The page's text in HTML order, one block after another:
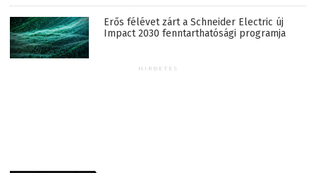
Erős félévet zárt a Schneider Electric új
Impact 2030 fenntarthatósági programja
HIRDETÉS